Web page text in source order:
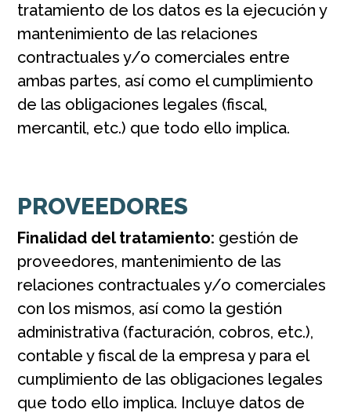
tratamiento de los datos es la ejecución y
mantenimiento de las relaciones
contractuales y/o comerciales entre
ambas partes, así como el cumplimiento
de las obligaciones legales (fiscal,
mercantil, etc.) que todo ello implica.
PROVEEDORES
Finalidad del tratamiento: gestión de
proveedores, mantenimiento de las
relaciones contractuales y/o comerciales
con los mismos, así como la gestión
administrativa (facturación, cobros, etc.),
contable y fiscal de la empresa y para el
cumplimiento de las obligaciones legales
que todo ello implica. Incluye datos de